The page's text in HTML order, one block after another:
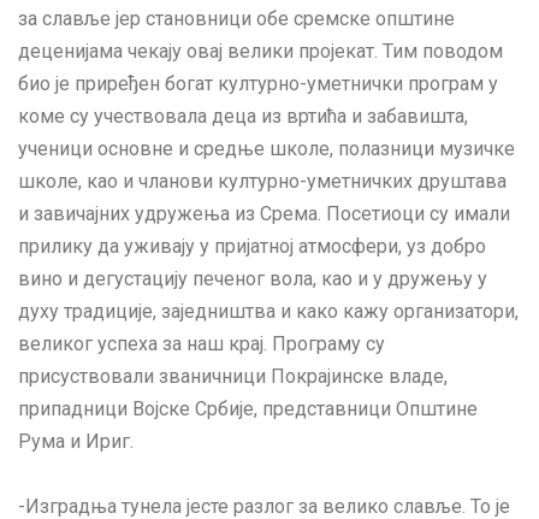
за славље јер становници обе сремске општине
деценијама чекају овај велики пројекат. Тим поводом
био је приређен богат културно-уметнички програм у
коме су учествовала деца из вртића и забавишта,
ученици основне и средње школе, полазници музичке
школе, као и чланови културно-уметничких друштава
и завичајних удружења из Срема. Посетиоци су имали
прилику да уживају у пријатној атмосфери, уз добро
вино и дегустацију печеног вола, као и у дружењу у
духу традиције, заједништва и како кажу организатори,
великог успеха за наш крај. Програму су
присуствовали званичници Покрајинске владе,
припадници Војске Србије, представници Општине
Рума и Ириг.
-Изградња тунела јесте разлог за велико славље. То је